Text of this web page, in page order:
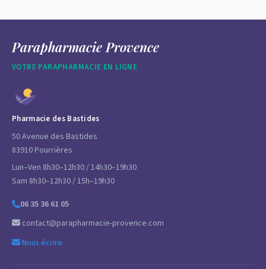
Parapharmacie Provence
VOTRE PARAPHARMACIE EN LIGNE
Pharmacie des Bastides
50 Avenue des Bastides
83910 Pourrières
Lun–Ven 8h30–12h30 / 14h30–19h30
Sam 8h30–12h30 / 15h–19h30
06 35 36 61 05
contact@parapharmacie-provence.com
Nous écrire